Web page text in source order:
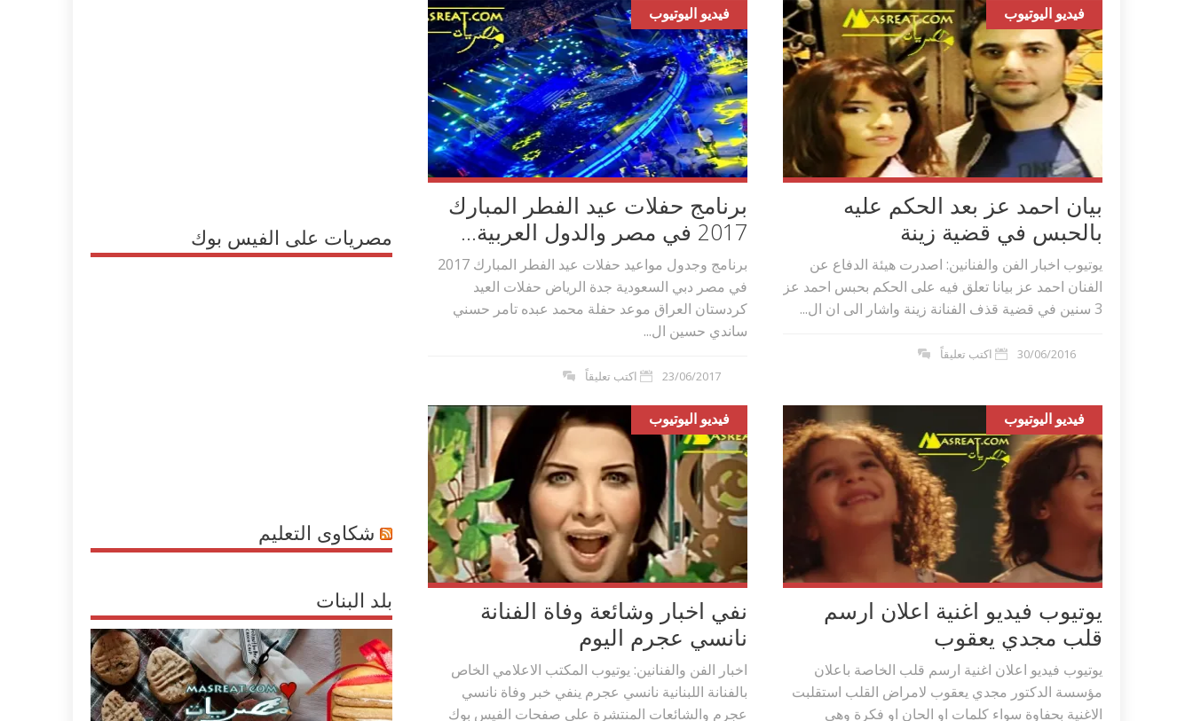
فيديو اليوتيوب
برنامج حفلات عيد الفطر المبارك
2017 في مصر والدول العربية...
برنامج وجدول مواعيد حفلات عيد الفطر المبارك 2017
في مصر دبي السعودية جدة الرياض حفلات العيد
كردستان العراق موعد حفلة محمد عبده تامر حسني
ساندي حسين ال...
23/06/2017 اكتب تعليقاً
فيديو اليوتيوب
بيان احمد عز بعد الحكم عليه
بالحبس في قضية زينة
يوتيوب اخبار الفن والفنانين: اصدرت هيئة الدفاع عن
الفنان احمد عز بيانا تعلق فيه على الحكم بحبس احمد عز
3 سنين في قضية قذف الفنانة زينة واشار الى ان ال...
30/06/2016 اكتب تعليقاً
فيديو اليوتيوب
نفي اخبار وشائعة وفاة الفنانة
نانسي عجرم اليوم
اخبار الفن والفنانين: يوتيوب المكتب الاعلامي الخاص
بالفنانة اللبنانية نانسي عجرم ينفي خبر وفاة نانسي
عجرم والشائعات المنتشرة على صفحات الفيس بوك
فيديو اليوتيوب
يوتيوب فيديو اغنية اعلان ارسم
قلب مجدي يعقوب
يوتيوب فيديو اعلان اغنية ارسم قلب الخاصة باعلان
مؤسسة الدكتور مجدي يعقوب لامراض القلب استقلبت
الاغنية بحفاوة سواء كلمات او الحان او فكرة وهي
مصريات على الفيس بوك
شكاوى التعليم
بلد البنات